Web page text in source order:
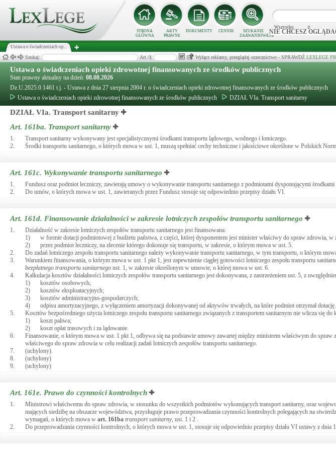
STRONA
GŁÓWNA
AKTY
PRAWNE
DOKUMENTY CENNIK
SZUKANIE
ZAAWANSOWANE
Wszystko
NIE CHCESZ
Ustawa o świadczeniach op...
Szukaj: Art./§ Wyłącz reklamy, przeglądaj orzecznictwo - SPRAWDŹ LEXLEGE
Ustawa o świadczeniach opieki zdrowotnej finansowanych ze środków publicznych
Stan prawny aktualny na dzień: 08.08.2026
Dz.U.2025.0.1461 t.j. - Ustawa z dnia 27 sierpnia 2004 r. o świadczeniach opieki zdrowotnej finansowanych ze środków publicznych
Ustawa o świadczeniach opieki zdrowotnej finansowanych ze środków publicznych
DZIAŁ VIa. Transport sanitarny
DZIAŁ VIa. Transport sanitarny
Art. 161ba. Transport sanitarny
1.
Transport sanitarny wykonywany jest specjalistycznymi środkami transportu lądowego, wodnego i lotniczego.
2.
Środki transportu sanitarnego, o których mowa w ust. 1, muszą spełniać cechy techniczne i jakościowe określone w Polskich
Art. 161c. Wykonywanie transportu sanitarnego
1.
Fundusz oraz podmiot leczniczy, zawierają umowy o wykonywanie transportu sanitarnego z podmiotami dysponującymi środkami
2.
Do umów, o których mowa w ust. 1, zawieranych przez Fundusz stosuje się odpowiednio przepisy działu VI.
Art. 161d. Finansowanie działalności w zakresie lotniczych zespołów transportu sanitarnego
1.
Działalność w zakresie lotniczych zespołów transportu sanitarnego jest finansowana:
1)
w formie dotacji podmiotowej z budżetu państwa, z części, której dysponentem jest minister właściwy do spraw zdrowia,
2)
przez podmiot leczniczy, na zlecenie którego dokonuje się transportu, w zakresie, o którym mowa w ust. 5.
2.
Do zadań lotniczego zespołu transportu sanitarnego należy wykonywanie transportu sanitarnego, w tym transportu, o którym
3.
Warunkiem finansowania, o którym mowa w ust. 1 pkt 1, jest zapewnienie ciągłej gotowości lotniczego zespołu transportu
bezpłatnego transportu sanitarnego ust. 1, w zakresie określonym w umowie, o której mowa w ust. 6.
4.
Kalkulacja kosztów działalności lotniczych zespołów transportu sanitarnego jest dokonywana, z zastrzeżeniem ust. 5, z
1)
kosztów osobowych;
2)
kosztów eksploatacyjnych;
3)
kosztów administracyjno-gospodarczych;
4)
odpisu amortyzacyjnego, z wyłączeniem amortyzacji dokonywanej od aktywów trwałych, na które podmiot otrzymał dotację.
5.
Kosztów bezpośredniego użycia lotniczego zespołu transportu sanitarnego związanych z transportem sanitarnym nie wlicza się
1)
koszt paliwa;
2)
koszt opłat trasowych i za lądowanie.
6.
Finansowanie, o którym mowa w ust. 1 pkt 1, odbywa się na podstawie umowy zawartej między ministrem właściwym do
właściwego do spraw zdrowia w celu realizacji zadań lotniczych zespołów transportu sanitarnego.
7.
(uchylony).
8.
(uchylony)
9.
(uchylony)
Art. 161e. Prawo do czynności kontrolnych
1.
Ministrowi właściwemu do spraw zdrowia, w stosunku do wszystkich podmiotów wykonujących transport sanitarny, oraz
mających siedzibę na obszarze województwa, przysługuje prawo przeprowadzania czynności kontrolnych polegających na
wymagań, o których mowa w art. 161ba transport sanitarny, ust. 1 i 2 .
2.
Do przeprowadzania czynności kontrolnych, o których mowa w ust. 1, stosuje się odpowiednio przepisy działu VI ustawy z dnia